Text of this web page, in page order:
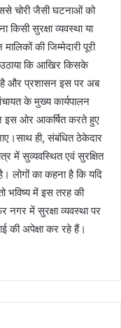
चोरी जैसी घटनाओं को
किसी सुरक्षा व्यवस्था या
की जिम्मेदारी पूरी
उठाया कि आखिर किसके
और प्रशासन इस पर अब
के मुख्य कार्यपालन
इस ओर आकर्षित करते हुए
ही, संबंधित ठेकेदार
में सुव्यवस्थित एवं सुरक्षित
लोगों का कहना है कि यदि
भविष्य में इस तरह की
में सुरक्षा व्यवस्था पर
की अपेक्षा कर रहे हैं।